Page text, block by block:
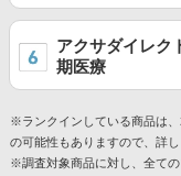
アクサダイレク
期医療
※ランクインしている商品は
の可能性もありますので、詳
※調査対象商品に対し、全て